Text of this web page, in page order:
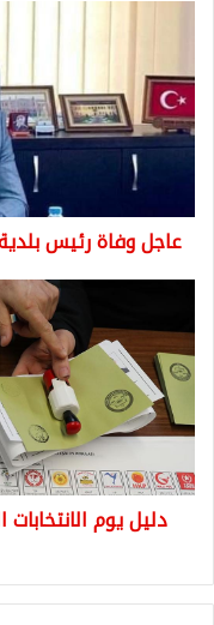
بلدية
يتبع
لحزب
التركي
عاجل وفاة رئيس
الانتخابات
التركية
2023
خطوة
بخطوة
للناخب
في
تركيا